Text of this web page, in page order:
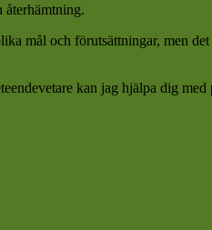
återhämtning.
mål och förutsättningar, men
kan jag hjälpa dig